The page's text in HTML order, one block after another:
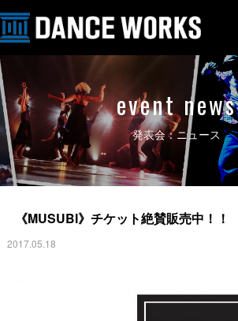
event news
発表会：ニュース
《MUSUBI》チケット絶賛販売中！！
2017.05.18